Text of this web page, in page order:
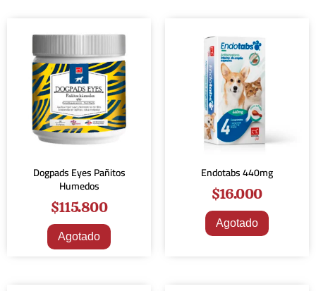
Dogpads Eyes Pañitos
Humedos
$115.800
Agotado
Endotabs 440mg
$16.000
Agotado